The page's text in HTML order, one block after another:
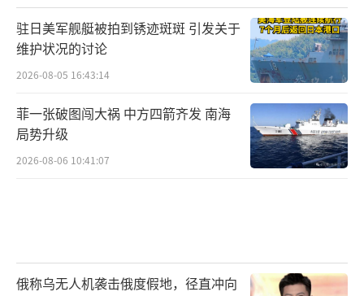
驻日美军舰艇被拍到锈迹斑斑 引发关于
维护状况的讨论
2026-08-05 16:43:14
菲一张破图闯大祸 中方四箭齐发 南海
局势升级
2026-08-06 10:41:07
俄称乌无人机袭击俄度假地，径直冲向